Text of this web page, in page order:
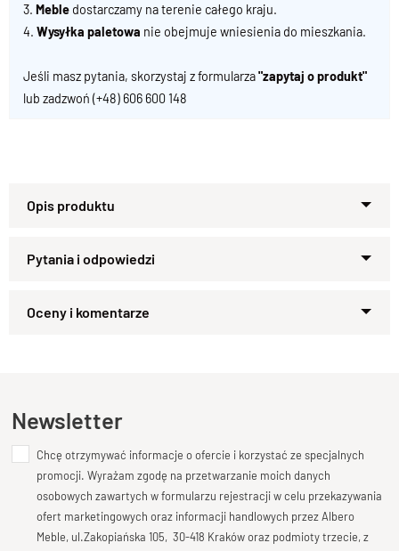
3. Meble dostarczamy na terenie całego kraju.
4. Wysyłka paletowa nie obejmuje wniesienia do mieszkania.
Jeśli masz pytania, skorzystaj z formularza"zapytaj o produkt"
lub zadzwoń (+48) 606 600 148
Stół z litego drewna naturalnego
– wyjątkowy akcent w Twoim
wnętrzu
wyróżnia się niepowtarzalnym usłojeniem
staje się prawdziwą ozdobą wnętrza.
Centralny punkt salonu lub jadalni
Dzięki swojej wszechstronności
stół z litego drewna
Zapytaj o produkt
Dodaj opinię o produkcie
Twoja ocena
Bardzo dobry
Newsletter
Chcę otrzymywać informacje o ofercie i korzystać ze specjalnych
promocji. Wyrażam zgodę na przetwarzanie moich danych
osobowych zawartych w formularzu rejestracji w celu przekazywania
ofert marketingowych oraz informacji handlowych przez Albero
Meble, ul.Zakopiańska 105, 30-418 Kraków oraz podmioty trzecie, z